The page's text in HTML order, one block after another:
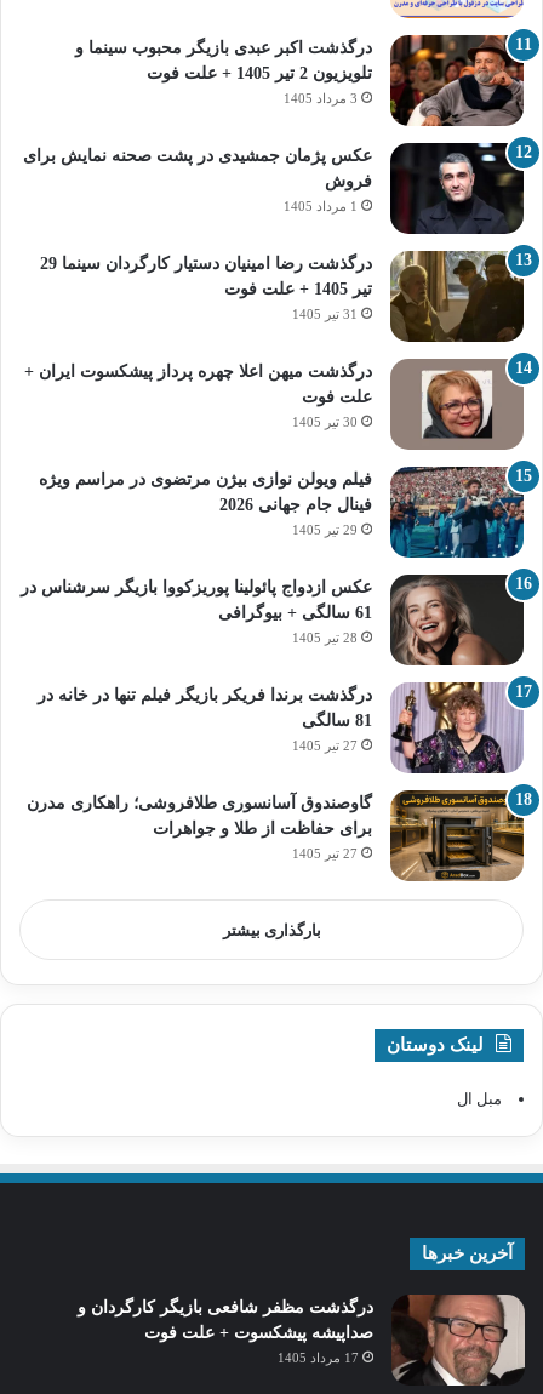
درگذشت اکبر عبدی بازیگر محبوب سینما و
تلویزیون 2 تیر 1405 + علت فوت
3 مرداد 1405
عکس پژمان جمشیدی در پشت صحنه نمایش برای
فروش
1 مرداد 1405
درگذشت رضا امینیان دستیار کارگردان سینما 29
تیر 1405 + علت فوت
31 تیر 1405
درگذشت میهن اعلا چهره پرداز پیشکسوت ایران +
علت فوت
30 تیر 1405
فیلم ویولن نوازی بیژن مرتضوی در مراسم ویژه
فینال جام جهانی 2026
29 تیر 1405
عکس ازدواج پائولینا پوریزکووا بازیگر سرشناس در
61 سالگی + بیوگرافی
28 تیر 1405
درگذشت برندا فریکر بازیگر فیلم تنها در خانه در
81 سالگی
27 تیر 1405
گاوصندوق آسانسوری طلافروشی؛ راهکاری مدرن
برای حفاظت از طلا و جواهرات
27 تیر 1405
بارگذاری بیشتر
لینک دوستان
مبل ال
آخرین خبرها
درگذشت مظفر شافعی بازیگر کارگردان و
صداپیشه پیشکسوت + علت فوت
17 مرداد 1405